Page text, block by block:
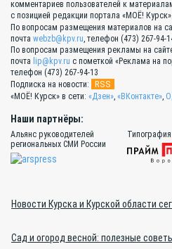
комментариев пользователей к
с позицией редакции портала «МОЁ! Курск».
По вопросам размещения материалов на
почта webzb@kpv.ru, телефон (473) 267-94-
По вопросам размещения рекламы на
почта lip@kpv.ru с пометкой «Реклама на
телефон (473) 267-94-13
Подписка на новости:
RSS
«МОЁ! Курск» в сети: «Дзен», «ВКонтакте»,
Наши партнёры:
Альянс руководителей
региональных СМИ России
Новости Курска и Курской области
Сад и огород весной: полезные